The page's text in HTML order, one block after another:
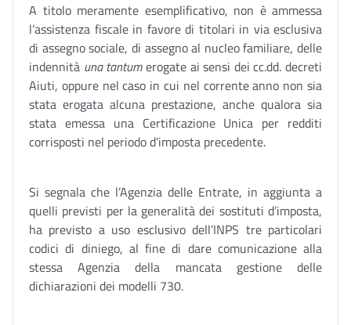
A titolo meramente esemplificativo, non è ammessa
l’assistenza fiscale in favore di titolari in via esclusiva
di assegno sociale, di assegno al nucleo familiare, delle
indennità una tantumerogate ai sensi dei cc.dd. decreti
Aiuti, oppure nel caso in cui nel corrente anno non sia
stata erogata alcuna prestazione, anche qualora sia
stata emessa una Certificazione Unica per redditi
corrisposti nel periodo d’imposta precedente.
Si segnala che l’Agenzia delle Entrate, in aggiunta a
quelli previsti per la generalità dei sostituti d’imposta,
ha previsto a uso esclusivo dell’INPS tre particolari
codici di diniego, al fine di dare comunicazione alla
stessa Agenzia della mancata gestione delle
dichiarazioni dei modelli 730.